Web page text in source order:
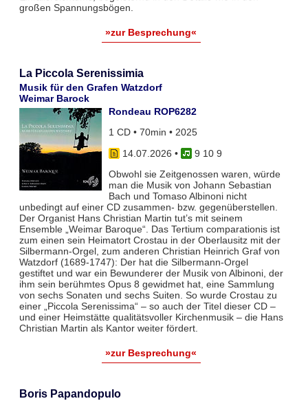
großen Spannungsbögen.
»zur Besprechung«
La Piccola Serenissimia
Musik für den Grafen Watzdorf
Weimar Barock
Rondeau ROP6282
1 CD • 70min • 2025
14.07.2026 •
9 10 9
Obwohl sie Zeitgenossen waren, würde
man die Musik von Johann Sebastian
Bach und Tomaso Albinoni nicht
unbedingt auf einer CD zusammen- bzw. gegenüberstellen.
Der Organist Hans Christian Martin tut’s mit seinem
Ensemble „Weimar Baroque“. Das Tertium comparationis ist
zum einen sein Heimatort Crostau in der Oberlausitz mit der
Silbermann-Orgel, zum anderen Christian Heinrich Graf von
Watzdorf (1689-1747): Der hat die Silbermann-Orgel
gestiftet und war ein Bewunderer der Musik von Albinoni, der
ihm sein berühmtes Opus 8 gewidmet hat, eine Sammlung
von sechs Sonaten und sechs Suiten. So wurde Crostau zu
einer „Piccola Serenissima“ – so auch der Titel dieser CD –
und einer Heimstätte qualitätsvoller Kirchenmusik – die Hans
Christian Martin als Kantor weiter fördert.
»zur Besprechung«
Boris Papandopulo